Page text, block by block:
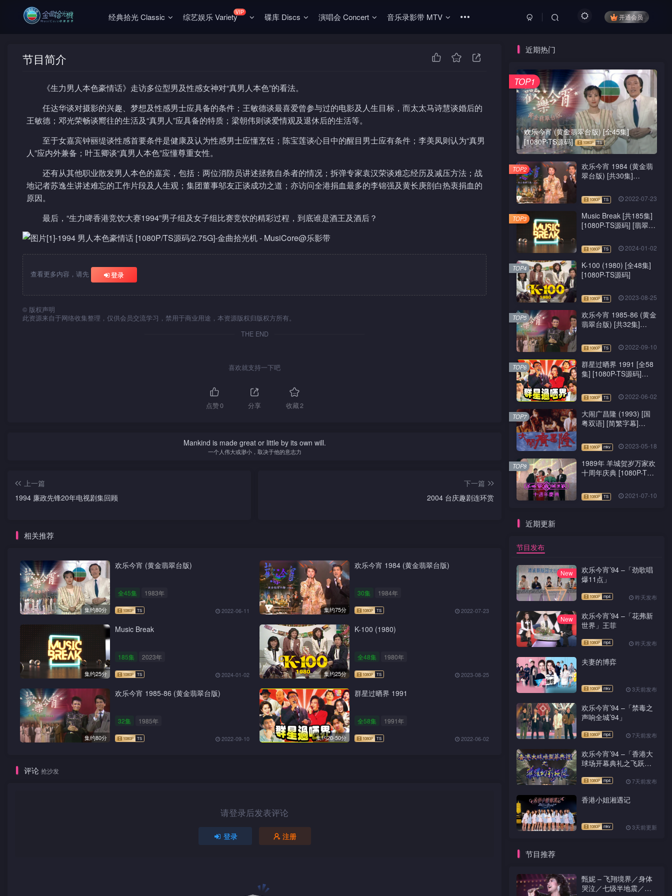
经典拾光 Classic 综艺娱乐 VarietyVIP 碟库 Discs 演唱会 Concert 音乐录影带 MTV 开通会员
节目简介
《生力男人本色豪情话》走访多位型男及性感女神对“真男人本色”的看法。
任达华谈对摄影的兴趣、梦想及性感男士应具备的条件；王敏德谈最喜爱曾参与过的电影及人生目标，而太太马诗慧谈婚后的
王敏德；邓光荣畅谈嚮往的生活及“真男人”应具备的特质；梁朝伟则谈爱情观及退休后的生活等。
至于女嘉宾钟丽缇谈性感首要条件是健康及认为性感男士应懂烹饪；陈宝莲谈心目中的醒目男士应有条件；李美凤则认为“真男
人”应内外兼备；叶玉卿谈“真男人本色”应懂尊重女性。
还有从其他职业散发男人本色的嘉宾，包括：两位消防员讲述拯救自杀者的情况；拆弹专家袁汉荣谈难忘经历及减压方法；战
地记者苏逸生讲述难忘的工作片段及人生观；集团董事邬友正谈成功之道；亦访问全港捐血最多的李锦强及黄长庚剖白热衷捐血的
原因。
最后，“生力啤香港竞饮大赛1994”男子组及女子组比赛竞饮的精彩过程，到底谁是酒王及酒后？
查看更多内容，请先 登录
© 版权声明
此资源来自于网络收集整理，仅供会员交流学习，禁用于商业用途，本资源版权归版权方所有。
THE END
喜欢就支持一下吧
点赞0 分享 收藏2
Mankind is made great or little by its own will.
一个人伟大或渺小，取决于他的意志力
上一篇
1994 廉政先锋20年电视剧集回顾
下一篇
2004 台庆趣剧连环赏
相关推荐
集约80分
欢乐今宵 (黄金翡翠台版)
全45集 1983年
2022-06-11 集约75分
欢乐今宵 1984 (黄金翡翠台版)
30集 1984年
2022-07-23
集约25分
Music Break
185集 2023年
2024-01-02 集约25分
K-100 (1980)
全48集 1980年
2023-08-25
集约80分
欢乐今宵 1985-86 (黄金翡翠台版)
32集 1985年
2022-09-10 集约20-50分
群星过晒界 1991
全58集 1991年
2022-06-02
评论 抢沙发
请登录后发表评论
登录 注册
近期热门
欢乐今宵 (黄金翡翠台版) [全45集]
[1080P-TS源码]
TOP1
欢乐今宵 1984 (黄金翡
翠台版) [共30集]
2022-07-23
TOP2
Music Break [共185集]
[1080P-TS源码] [翡翠
2024-01-02
TOP3
K-100 (1980) [全48集]
[1080P-TS源码]
2023-08-25
TOP4
欢乐今宵 1985-86 (黄金
翡翠台版) [共32集]
2022-09-10
TOP5
群星过晒界 1991 [全58
集] [1080P-TS源码]
2022-06-02
TOP6
大闹广昌隆 (1993) [国
粤双语] [简繁字幕]
2023-05-18
TOP7
1989年 羊城贺岁万家欢
十周年庆典 [1080P-TS
2021-07-10
TOP8
近期更新
节目发布
New
欢乐今宵’94 –「劲歌唱
爆11点」
昨天发布
New
欢乐今宵’94 –「花弗新
世界」王菲
昨天发布
夫妻的博弈
3天前发布
欢乐今宵’94 –「禁毒之
声响全城’94」
7天前发布
欢乐今宵’94 –「香港大
球场开幕典礼之飞跃幻
7天前发布
香港小姐湘遇记
3天前更新
节目推荐
甄妮 – 飞翔境界／身体
哭泣／七级半地震／We